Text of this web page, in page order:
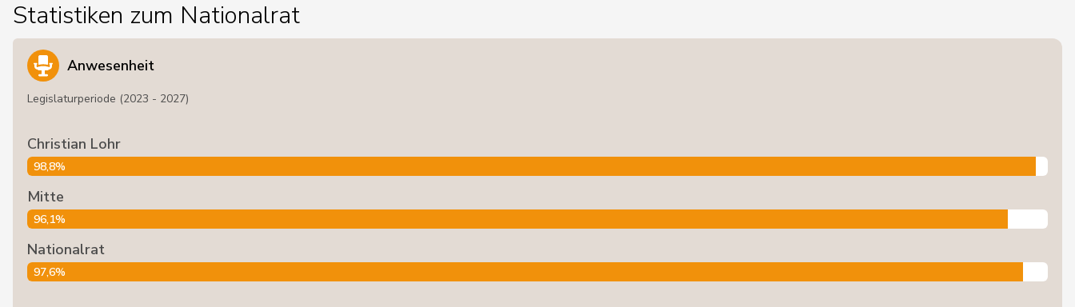
Statistiken zum Nationalrat
Anwesenheit
Legislaturperiode (2023 - 2027)
Christian Lohr
98,8%
Mitte
96,1%
Nationalrat
97,6%